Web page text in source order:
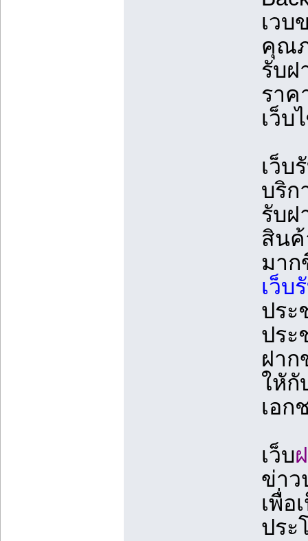
เวบ
คุณ
รับฝ
รา
เว็บ
เว็บ
บริก
รับฝ
สินค้
มา
เว็บ
ประ
ประ
ฝาก
ใหักั
เอก
เว็บ
ข่าว
เพื่อ
ประ